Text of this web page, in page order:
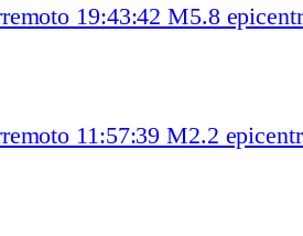
19:43:42 M5.8
11:57:39 M2.2